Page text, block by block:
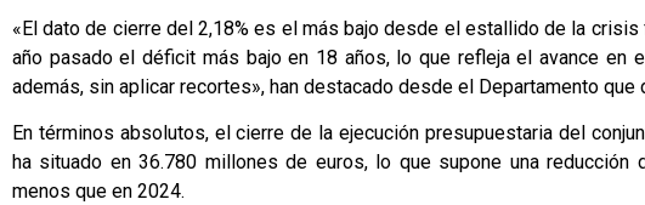
«El dato de cierre del 2,18% es el más bajo desde el estallido de la
año pasado el déficit más bajo en 18 años, lo que refleja el avance en
además, sin aplicar recortes», han destacado desde el Departamento que
En términos absolutos, el cierre de la ejecución presupuestaria del
ha situado en 36.780 millones de euros, lo que supone una
menos que en 2024.